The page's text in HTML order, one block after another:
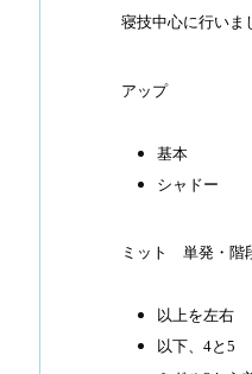
寝技中心に行いま
アップ
基本
シャドー
ミット 単発・階
以上を左右
以下、 4と 5